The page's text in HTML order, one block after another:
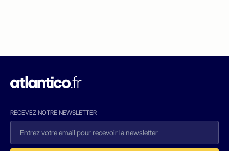
RECEVEZ NOTRE NEWSLETTER